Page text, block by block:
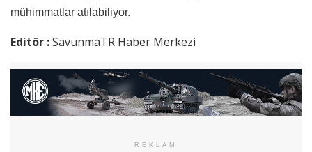
mühimmatlar atılabiliyor.
Editör :SavunmaTR Haber Merkezi
REKLAM